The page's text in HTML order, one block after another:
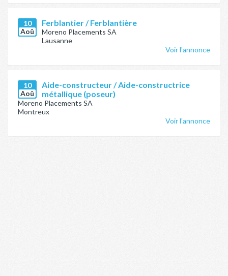
10
Aoû
Ferblantier / Ferblantière
Moreno Placements SA
Lausanne
Voir l'annonce
10
Aoû
Aide-constructeur / Aide-constructrice
métallique (poseur)
Moreno Placements SA
Montreux
Voir l'annonce